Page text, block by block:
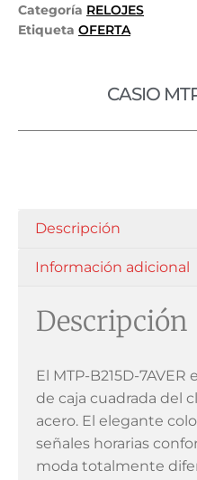
Categoría RELOJES
Etiqueta OFERTA
CASIO
Descripción
Información adicional
Descripción
El MTP-B215D-
de caja cuadrada del
acero. El elegante
señales horarias
moda totalmente